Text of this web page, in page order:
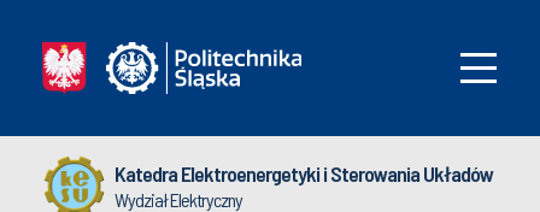
Katedra Elektroenergetyki i Sterowania Układów
Wydział Elektryczny